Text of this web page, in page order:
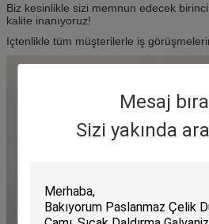
Mesaj
Sizi yakında
Biz kesinlikle sizi memnun edecek
kalite inanıyoruz!
Içtenlikle tüm müşterilerle iş